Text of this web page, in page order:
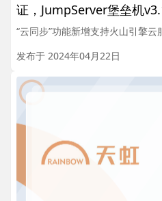
证，JumpServer堡垒机
“云同步”功能新增支持火山引擎云
发布于 2024年04月22日